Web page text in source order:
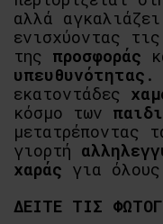
αλλά
ενισχύοντας
της προσφοράς
υπευθυνότητας .
εκατοντάδες
κόσμο των
μετατρέποντας
γιορτή
χαράς για
ΔΕΙΤΕ ΤΙΣ